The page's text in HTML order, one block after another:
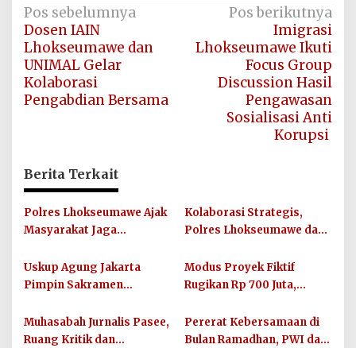
Navigasi
pos
Pos sebelumnya
Dosen IAIN
Lhokseumawe dan
UNIMAL Gelar
Kolaborasi
Pengabdian Bersama
Pos berikutnya
Imigrasi
Lhokseumawe Ikuti
Focus Group
Discussion Hasil
Pengawasan
Sosialisasi Anti
Korupsi
Berita Terkait
Polres Lhokseumawe Ajak
Masyarakat Jaga
Sportivitas Jelang Piala
Dunia 2026
Kolaborasi Strategis,
Polres Lhokseumawe dan
Layanan Publik
Berkualitas
Uskup Agung Jakarta
Pimpin Sakramen
Raditya dan Klara Fidelia
Modus Proyek Fiktif
Rugikan Rp 700 Juta,
Diamankan Polres
Lhokseumawe
Muhasabah Jurnalis Pasee,
Ruang Kritik dan
Pererat Kebersamaan di
Bulan Ramadhan, PWI dan